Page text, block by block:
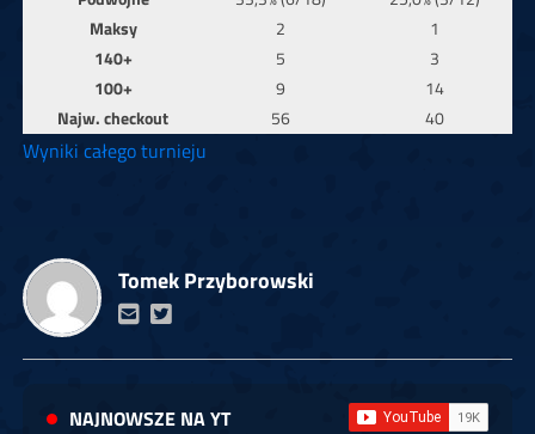
Maksy
2
1
140+
5
3
100+
9
14
Najw. checkout
56 40
Wyniki całego turnieju
Tomek Przyborowski
NAJNOWSZE NA YT